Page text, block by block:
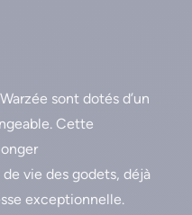
sont dotés d’un
Cette
vie des godets, déjà
exceptionnelle.